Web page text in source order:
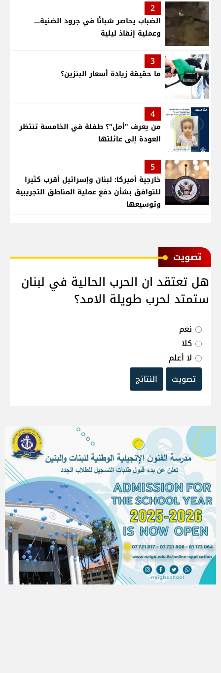
2
الضباب يحاصر شبانًا في جرود الضنية...
وعملية إنقاذ ليلية
3
ما حقيقة زيادة أسعار البنزين؟
4
من يعرف "أمل"؟ طفلة في الخامسة تنتظر
العودة إلى عائلتها
5
خارجية أميركا: لبنان وإسرائيل أقرب كثيرا
للتوافق بشأن دفع عملية المناطق التجريبية
وتوسيعها
ﺗﺼﻮﻳﺖ
هل تعتقد ان الحرب الحالية في لبنان
ستمتد لحرب طويلة الامد؟
نعم
كلا
لا أعلم
تصويت
النتائج